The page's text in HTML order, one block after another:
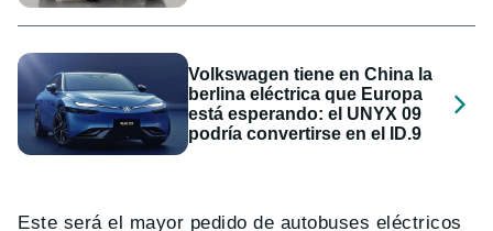
Volkswagen tiene en China la
berlina eléctrica que Europa
está esperando: el UNYX 09
podría convertirse en el ID.9
Este será el mayor pedido de autobuses eléctricos